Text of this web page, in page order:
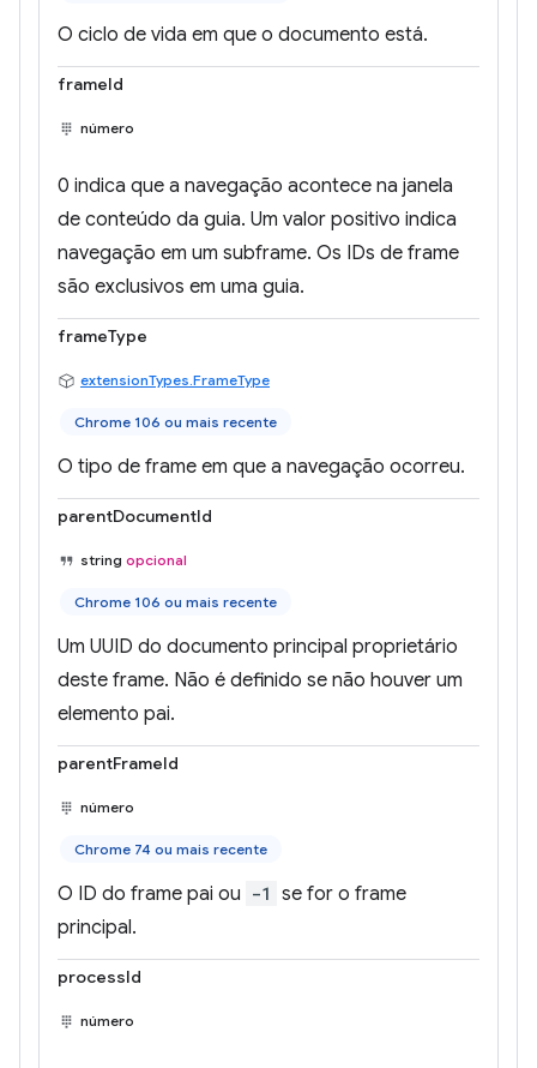
O ciclo de vida em que o documento está.
frameId
número
0 indica que a navegação acontece na janela
de conteúdo da guia. Um valor positivo indica
navegação em um subframe. Os IDs de frame
são exclusivos em uma guia.
frameType
extensionTypes.FrameType
Chrome 106 ou mais recente
O tipo de frame em que a navegação ocorreu.
parentDocumentId
string opcional
Chrome 106 ou mais recente
Um UUID do documento principal proprietário
deste frame. Não é definido se não houver um
elemento pai.
parentFrameId
número
Chrome 74 ou mais recente
O ID do frame pai ou -1 se for o frame
principal.
processId
número